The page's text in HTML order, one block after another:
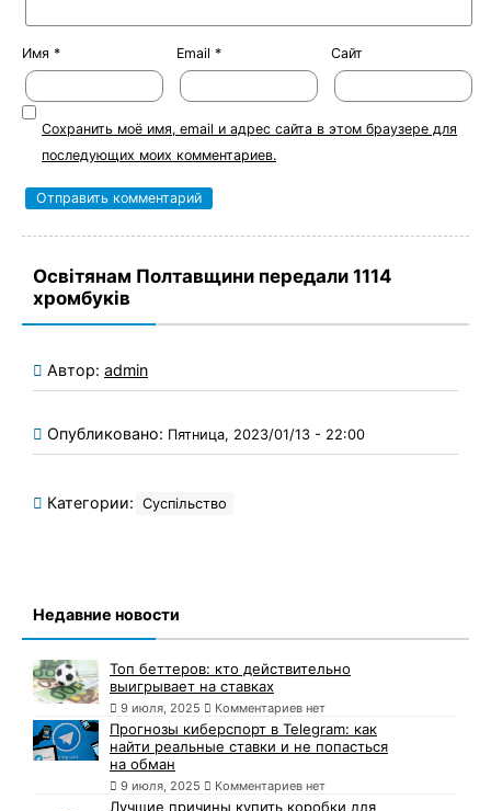
Имя * Email * Сайт
Сохранить моё имя, email и адрес сайта в этом браузере для
последующих моих комментариев.
Освітянам Полтавщини передали 1114
хромбуків
Автор: admin
Опубликовано: Пятница, 2023/01/13 - 22:00
Категории: Суспільство
Недавние новости
Топ беттеров: кто действительно
выигрывает на ставках
9 июля, 2025 Комментариев нет
Прогнозы киберспорт в Telegram: как
найти реальные ставки и не попасться
на обман
9 июля, 2025 Комментариев нет
Лучшие причины купить коробки для